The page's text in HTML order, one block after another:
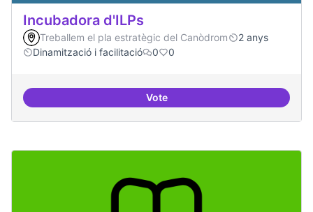
Incubadora d'ILPs
Treballem el pla estratègic del Canòdrom
2 anys
Dinamització i facilitació
0 0
VoteIncubadora d'ILPs